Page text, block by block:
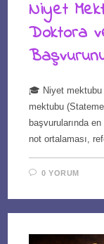
Niyet
Doktora
🎓 Niyet
mektubu
başvurularında
not ortalaması,
0 YORUM